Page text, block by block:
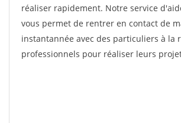
réaliser rapidement. Notre service
vous permet de rentrer en contact de
instantannée avec des particuliers à la
professionnels pour réaliser leurs